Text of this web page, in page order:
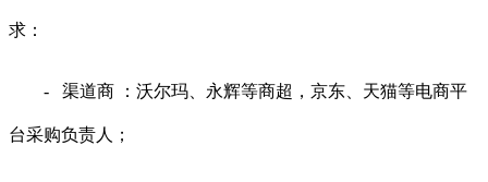
求：
- 渠道商 ：沃尔玛、永辉等商超，京东、天猫等电商平
台采购负责人；